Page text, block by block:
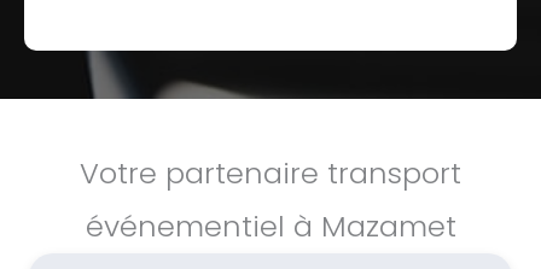
Votre partenaire transport
événementiel à Mazamet